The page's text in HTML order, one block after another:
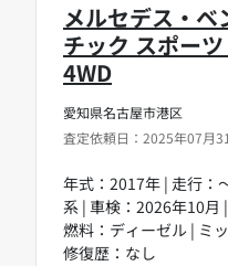
愛知県名古屋市港区
査定依頼日：2025年07月
メルセデス・
チック スポー
4WD
年式：2017年 | 走行：
系 | 車検：2026年10月
燃料：ディーゼル | ミ
修復歴：なし